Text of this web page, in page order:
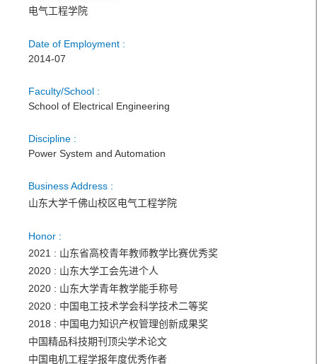
电气工程学院
Date of Employment :
2014-07
Faculty/School :
School of Electrical Engineering
Discipline :
Power System and Automation
Business Address :
山东大学千佛山校区电气工程学院
Honor :
2021 : 山东省高校青年教师教学比赛优秀奖
2020 : 山东大学工会先进个人
2020 : 山东大学青年教学能手称号
2020 : 中国电工技术学会科学技术二等奖
2018 : 中国电力知识产权管理创新成果奖
中国精品科技期刊顶尖学术论文
中国电机工程学报年度优秀作者